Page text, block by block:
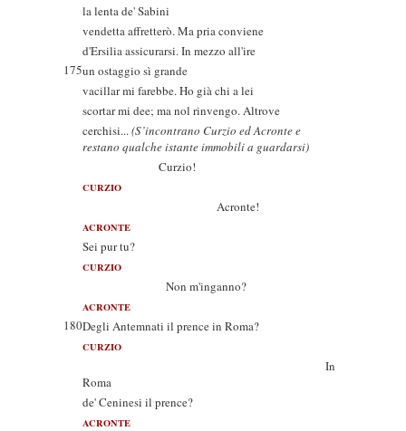
la lenta de' Sabini
vendetta affretterò. Ma pria conviene
d'Ersilia assicurarsi. In mezzo all'ire
175un ostaggio sì grande
vacillar mi farebbe. Ho già chi a lei
scortar mi dee; ma nol rinvengo. Altrove
cerchisi...(S’incontrano Curzio ed Acronte e
restano qualche istante immobili a guardarsi)
Curzio!
CURZIO
Acronte!
ACRONTE
Sei pur tu?
CURZIO
Non m'inganno?
ACRONTE
180Degli Antemnati il prence in Roma?
CURZIO
In
Roma
de' Ceninesi il prence?
ACRONTE